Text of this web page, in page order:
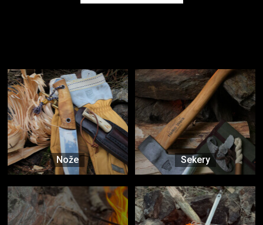
Nože Sekery